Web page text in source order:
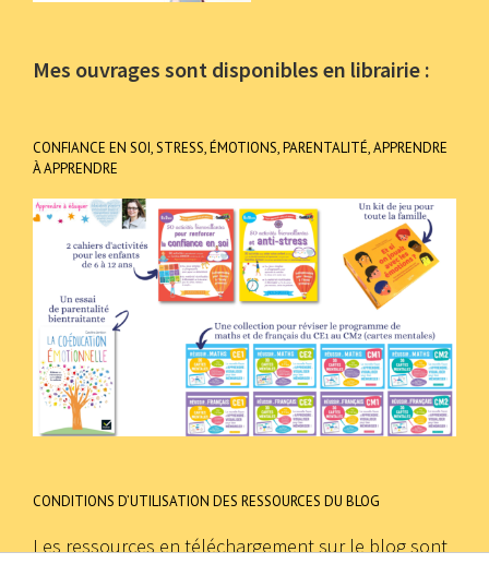
Mes ouvrages sont disponibles en librairie :
CONFIANCE EN SOI, STRESS, ÉMOTIONS, PARENTALITÉ, APPRENDRE
À APPRENDRE
CONDITIONS D’UTILISATION DES RESSOURCES DU BLOG
Les ressources en téléchargement sur le blog sont